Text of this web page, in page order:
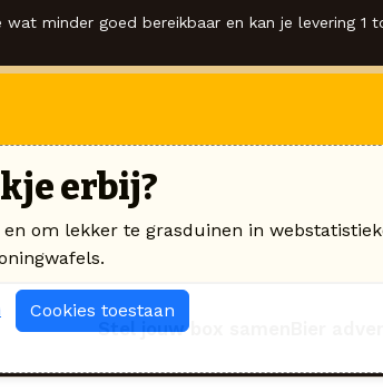
wat minder goed bereikbaar en kan je levering 1
Stel jouw box samen
erbij?
om lekker te grasduinen in
Cookies toestaan